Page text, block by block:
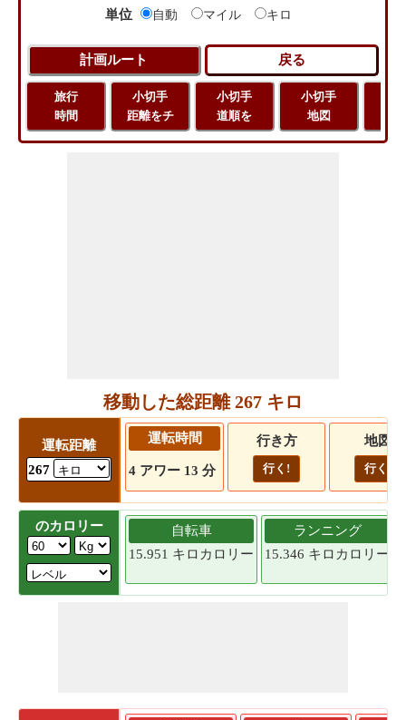
単位 自動 マイル キロ
旅行
時間
小切手
距離をチ
小切手
道順を
小切手
地図
移動した総距離 267 キロ
運転距離
267
運転時間
4 アワー 13 分
行き方
行く!
地図
行く!
のカロリー
自転車
15.951 キロカロリー
ランニング
15.346 キロカロリー